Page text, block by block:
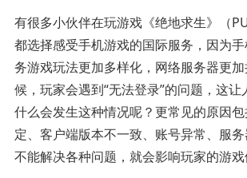
有很多小伙伴在玩游戏《绝地求生》（
都选择感受手机游戏的国际服务，因为
务游戏玩法更加多样化，网络服务器更
候，玩家会遇到“无法登录”的问题，这
什么会发生这种情况呢？更常见的原因
定、客户端版本不一致、账号异常、服
不能解决各种问题，就会影响玩家的游戏